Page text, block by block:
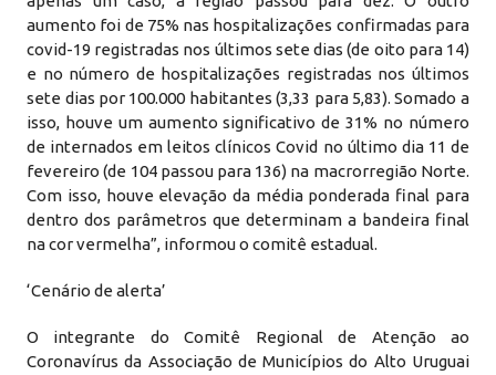
aumento foi de 75% nas hospitalizações confirmadas para
covid-19 registradas nos últimos sete dias (de oito para 14)
e no número de hospitalizações registradas nos últimos
sete dias por 100.000 habitantes (3,33 para 5,83). Somado a
isso, houve um aumento significativo de 31% no número
de internados em leitos clínicos Covid no último dia 11 de
fevereiro (de 104 passou para 136) na macrorregião Norte.
Com isso, houve elevação da média ponderada final para
dentro dos parâmetros que determinam a bandeira final
na cor vermelha”, informou o comitê estadual.
‘Cenário de alerta’
O integrante do Comitê Regional de Atenção ao
Coronavírus da Associação de Municípios do Alto Uruguai